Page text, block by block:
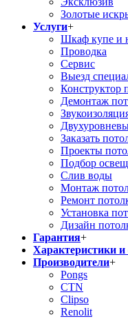
Золотые
Услуги+
Шкаф купе и
Проводка
Сервис
Выезд
Конструктор
Демонтаж
Заказать
Проекты
Подбор
Слив воды
Монтаж
Ремонт
Установка
Дизайн
Гарантия+
Характеристики
Производители+
Pongs
CTN
Clipso
Renolit